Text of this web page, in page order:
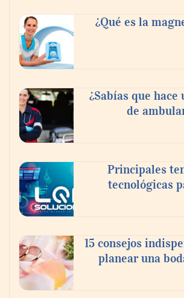
CIRIA Toldos destaca la
elegir la mosquitera adecuada
Martín Mingorance Abogados
posición como despacho de
Málaga de referencia para
¿Qué es la
¿Sabías que hace
de
Principales
tecnológicas
15 consejos
planear una